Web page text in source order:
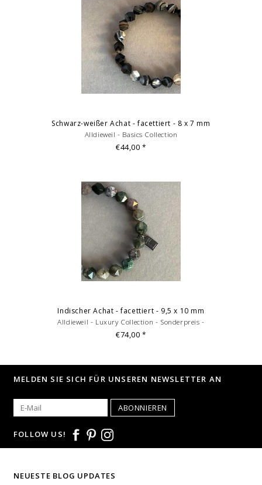
Schwarz-weißer Achat - facettiert - 8 x 7 mm
Alldieweil - Basics Collection
€44,00*
Indischer Achat - facettiert - 9,5 x 10 mm
Alldieweil - Luxury Collection - Sonderpreis -
€74,00*
MELDEN SIE SICH FÜR UNSEREN NEWSLETTER AN
ABONNIEREN
FOLLOW US!
NEUESTE BLOG UPDATES